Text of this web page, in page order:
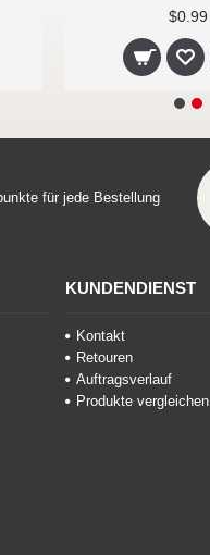
für jede Bestellung
KUNDENDIENST
Kontakt
Retouren
Auftragsverlauf
Produkte vergleichen